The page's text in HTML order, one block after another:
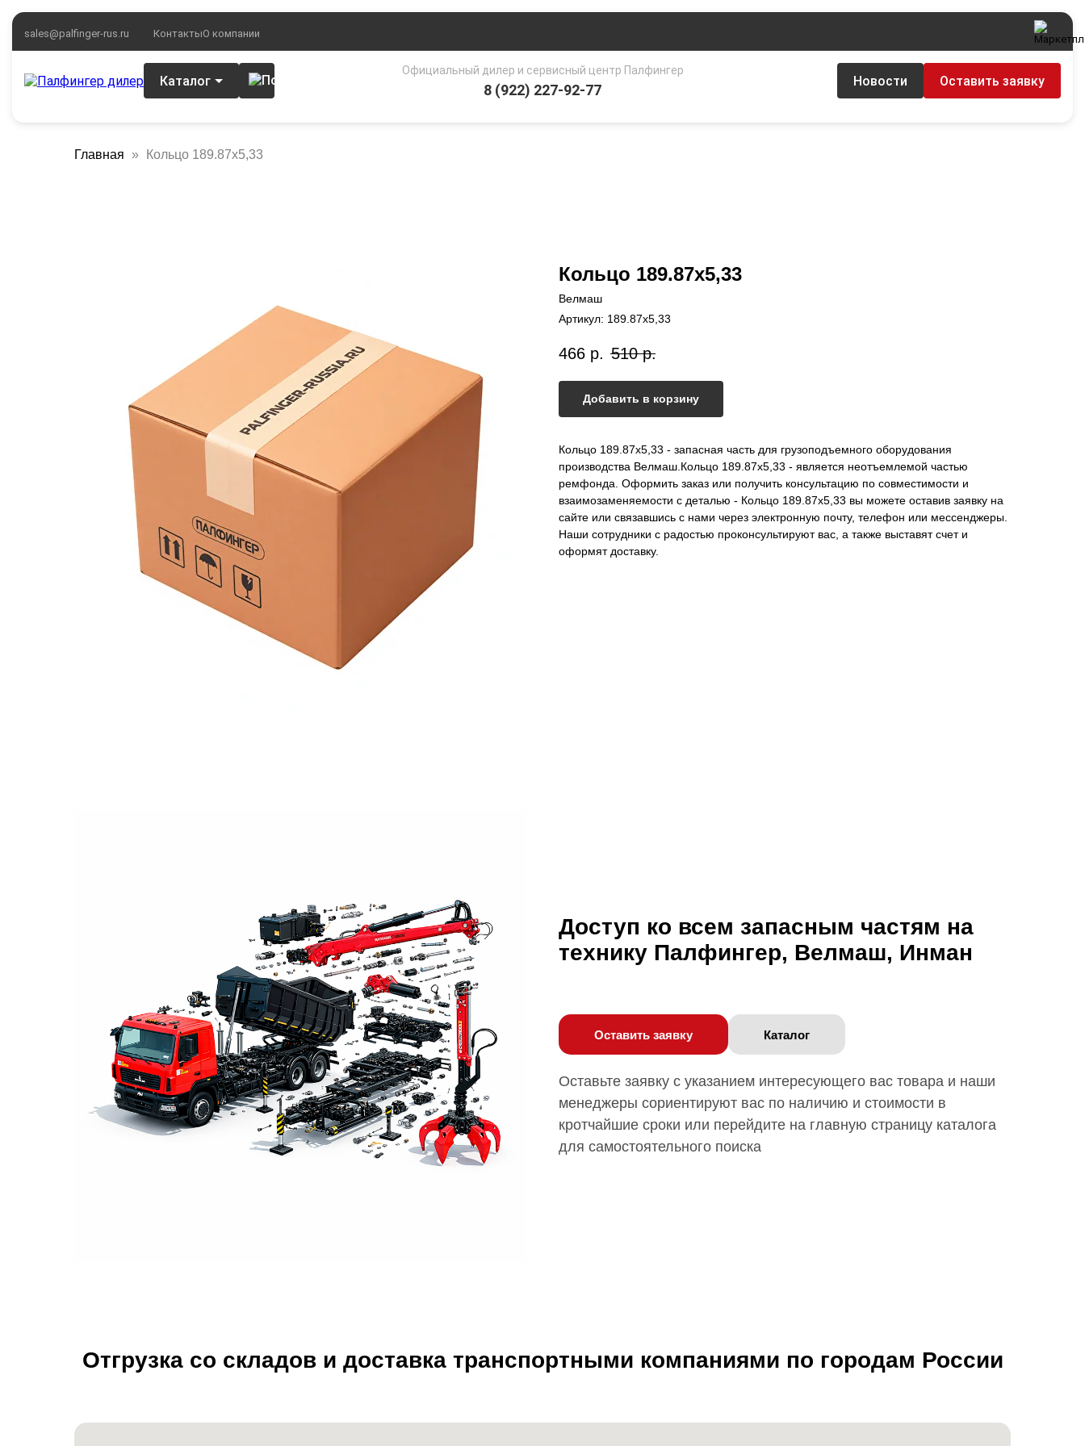
sales@palfinger-rus.ru КонтактыО компании
Каталог
Официальный дилер и сервисный центр Палфингер
8 (922) 227-92-77
Новости Оставить заявку
Главная Кольцо 189.87х5,33
Кольцо 189.87х5,33
Велмаш
Артикул: 189.87х5,33
466 р. 510 р.
Добавить в корзину
Кольцо 189.87х5,33 - запасная часть для грузоподъемного оборудования
производства Велмаш.Кольцо 189.87х5,33 - является неотъемлемой частью
ремфонда. Оформить заказ или получить консультацию по совместимости и
взаимозаменяемости с деталью - Кольцо 189.87х5,33 вы можете оставив заявку на
сайте или связавшись с нами через электронную почту, телефон или мессенджеры.
Наши сотрудники с радостью проконсультируют вас, а также выставят счет и
оформят доставку.
Доступ ко всем запасным частям на
технику Палфингер, Велмаш, Инман
Оставить заявку Каталог
Оставьте заявку с указанием интересующего вас товара и наши
менеджеры сориентируют вас по наличию и стоимости в
кротчайшие сроки или перейдите на главную страницу каталога
для самостоятельного поиска
Отгрузка со складов и доставка транспортными компаниями по городам России